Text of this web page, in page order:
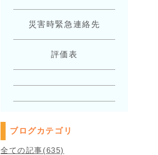
災害時緊急連絡先
評価表
ブログカテゴリ
全ての記事(635)